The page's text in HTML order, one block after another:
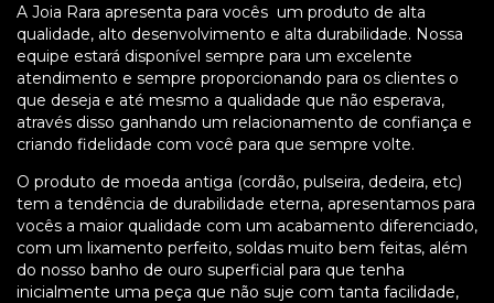
A Joia Rara apresenta para vocês um produto de alta
qualidade, alto desenvolvimento e alta durabilidade. Nossa
equipe estará disponível sempre para um excelente
atendimento e sempre proporcionando para os clientes o
que deseja e até mesmo a qualidade que não esperava,
através disso ganhando um relacionamento de confiança e
criando fidelidade com você para que sempre volte.
O produto de moeda antiga (cordão, pulseira, dedeira, etc)
tem a tendência de durabilidade eterna, apresentamos para
vocês a maior qualidade com um acabamento diferenciado,
com um lixamento perfeito, soldas muito bem feitas, além
do nosso banho de ouro superficial para que tenha
inicialmente uma peça que não suje com tanta facilidade,